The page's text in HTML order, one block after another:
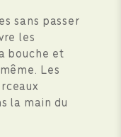
sans passer
les
bouche et
Les
la main du